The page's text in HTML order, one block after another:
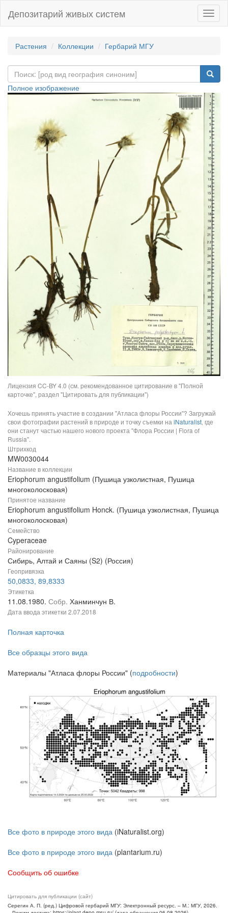
Депозитарий живых систем
Растения Коллекции Гербарий МГУ
Полное изображение
Лицензия CC-BY 4.0 (см. рекомендованное цитирование в "Полной
карточке", раздел "Цитировать для публикации")
Хочешь принять участие в создании "Атласа флоры России"? Загружай
свои фотографии растений в природе и точку съемки на iNaturalist, где
они станут частью нашего нового проекта "Флора России | Flora of
Russia".
Штрихкод
MW0030044
Название в коллекции
Eriophorum angustifolium (Пушица узколистная, Пушица
многоколосковая)
Принятое название
Eriophorum angustifolium Honck. (Пушица узколистная, Пушица
многоколосковая)
Семейство
Cyperaceae
Районирование
Сибирь, Алтай и Саяны (S2) (Россия)
Геопривязка
50,0833, 89,8333
Этикетка
11.08.1980. Собр. Ханминчун В.
Дата ввода этикетки 2.07.2018
Полная карточка
Все образцы этого вида
Материалы "Атласа флоры России" (подробности)
Все фото в природе этого вида (iNaturalist.org)
Все фото в природе этого вида (plantarium.ru)
Сообщить об ошибке
Цитировать для публикации (сайт)
Серегин А. П. (ред.) Цифровой гербарий МГУ: Электронный ресурс. – М.: МГУ, 2026.